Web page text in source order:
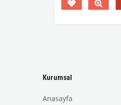
Kurumsal
Anasayfa